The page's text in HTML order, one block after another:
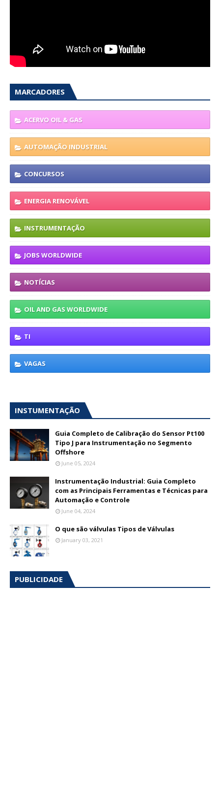
MARCADORES
ACERVO OIL & GAS
AUTOMAÇÃO INDUSTRIAL
CONCURSOS
ENERGIA RENOVÁVEL
INSTRUMENTAÇÃO
JOBS WORLDWIDE
NOTÍCIAS
OIL AND GAS WORLDWIDE
TI
VAGAS
INSTUMENTAÇÃO
Guia Completo de Calibração do Sensor Pt100
Tipo J para Instrumentação no Segmento
Offshore
June 05, 2024
Instrumentação Industrial: Guia Completo
com as Principais Ferramentas e Técnicas para
Automação e Controle
June 04, 2024
O que são válvulas Tipos de Válvulas
January 03, 2021
PUBLICIDADE